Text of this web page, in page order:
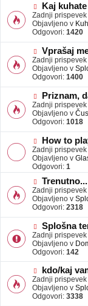
N
o
v
e
b
a
v
e
Kaj
Zadnji
Objavljeno v
Odgovori: 1420
N
o
v
e
b
a
v
e
Vprašaj
Zadnji
Objavljeno v
Odgovori: 1400
N
o
v
e
b
a
v
e
Priznam,
Zadnji
Objavljeno v
Odgovori: 1018
N
o
v
e
o
b
j
a
v
e
How to
Zadnji
Objavljeno v
Odgovori: 1
N
o
v
e
o
b
a
v
e
Trenutno...
Zadnji
Objavljeno v
Odgovori: 2318
N
o
v
e
o
b
a
v
e
Splošna
Zadnji
Objavljeno v
Odgovori: 142
N
o
v
e
kdo/kaj
Zadnji
Objavljeno v
Odgovori: 3338